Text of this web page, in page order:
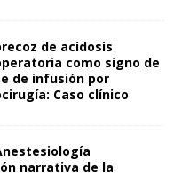
de acidosis
como signo de
de infusión por
Caso clínico
narrativa de la